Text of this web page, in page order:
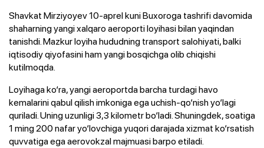
Shavkat Mirziyoyev 10-aprel kuni Buxoroga tashrifi davomida
shaharning yangi xalqaro aeroporti loyihasi bilan yaqindan
tanishdi. Mazkur loyiha hududning transport salohiyati, balki
iqtisodiy qiyofasini ham yangi bosqichga olib chiqishi
kutilmoqda.
Loyihaga ko‘ra, yangi aeroportda barcha turdagi havo
kemalarini qabul qilish imkoniga ega uchish-qo‘nish yo‘lagi
quriladi. Uning uzunligi 3,3 kilometr bo‘ladi. Shuningdek, soatiga
1 ming 200 nafar yo‘lovchiga yuqori darajada xizmat ko‘rsatish
quvvatiga ega aerovokzal majmuasi barpo etiladi.